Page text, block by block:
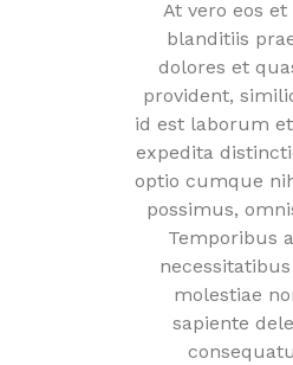
At vero eos
blanditiis
dolores et
provident,
id est laborum
expedita
optio cumque
possimus,
Temporibus
molestiae
sapiente